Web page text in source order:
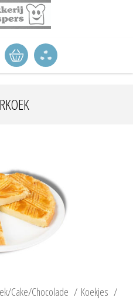
Cake/Chocolade / Koekjes /